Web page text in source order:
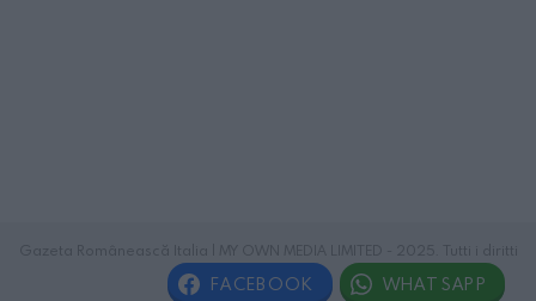
riservati.
FACEBOOK WHATSAPP